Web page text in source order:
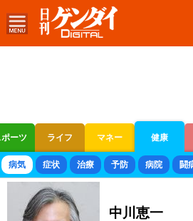
ーツ ライフ マネー 健康
ボートレース 競輪 オートレース
病気 症状 治療 予防 病院 闘
中川恵一